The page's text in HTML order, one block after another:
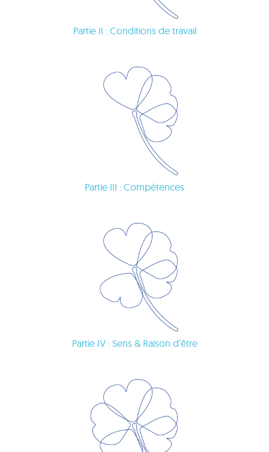
Partie II : Conditions de travail
Partie III : Compétences
Partie IV : Sens & Raison d’être